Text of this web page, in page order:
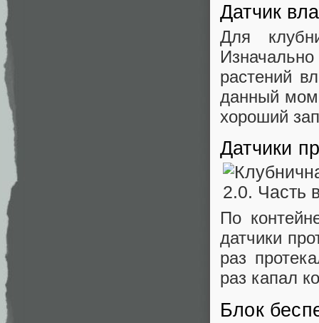
Датчик
Для
растений
данный
хороший
Датчики
По
датчики
раз
раз капал
Блок